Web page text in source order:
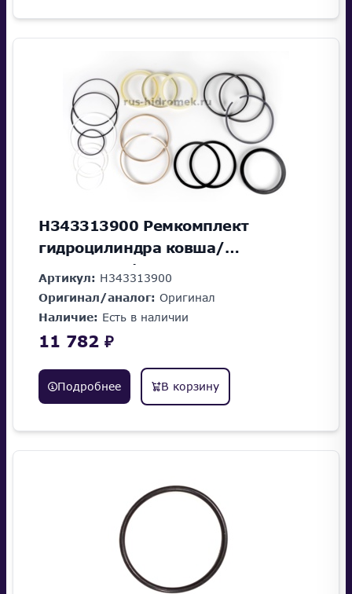
H343313900 Ремкомплект
гидроцилиндра ковша/
аутриггера/отвала
Артикул: H343313900
Оригинал/аналог: Оригинал
Наличие: Есть в наличии
11 782 ₽
Подробнее В корзину